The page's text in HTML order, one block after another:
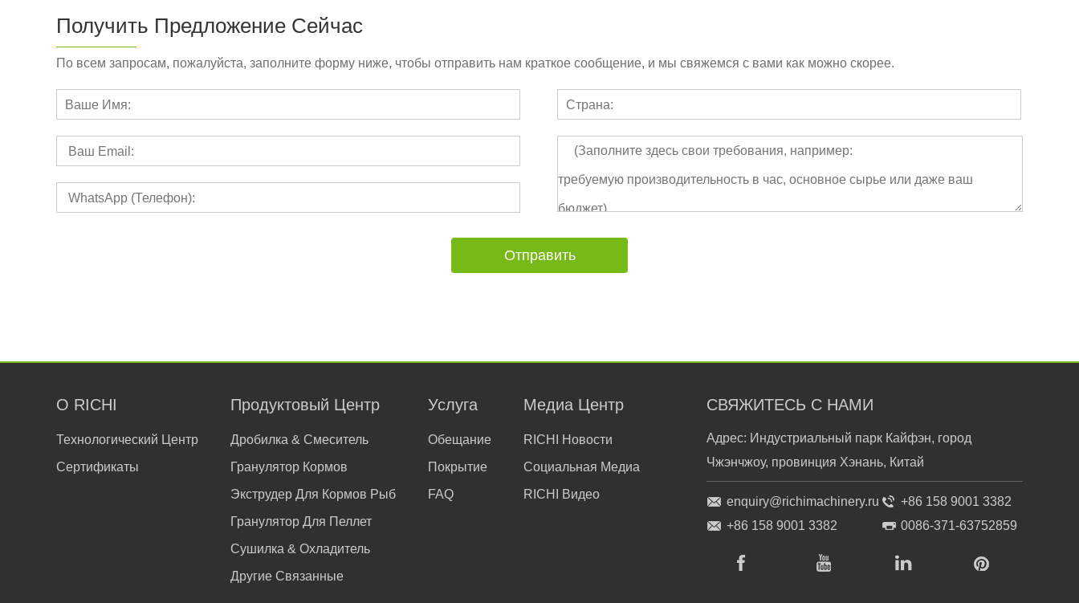
Получить Предложение Сейчас
По всем запросам, пожалуйста, заполните форму ниже, чтобы отправить нам краткое сообщение, и мы свяжемся с вами как можно скорее.
О RICHI
Технологический Центр
Сертификаты
Продуктовый Центр
Дробилка & Смеситель
Гранулятор Кормов
Экструдер Для Кормов Рыб
Гранулятор Для Пеллет
Сушилка & Охладитель
Другие Связанные
Услуга
Обещание
Покрытие
FAQ
Медиа Центр
RICHI Новости
Социальная Медиа
RICHI Видео
СВЯЖИТЕСЬ С НАМИ
Адрес: Индустриальный парк Кайфэн, город
Чжэнчжоу, провинция Хэнань, Китай
enquiry@richimachinery.ru
+86 158 9001 3382
+86 158 9001 3382
0086-371-63752859